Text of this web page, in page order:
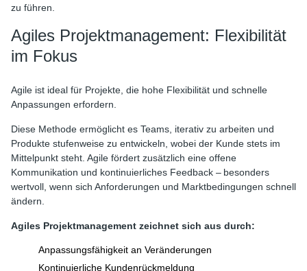
zu führen.
Agiles Projektmanagement: Flexibilität
im Fokus
Agile ist ideal für Projekte, die hohe Flexibilität und schnelle
Anpassungen erfordern.
Diese Methode ermöglicht es Teams, iterativ zu arbeiten und
Produkte stufenweise zu entwickeln, wobei der Kunde stets im
Mittelpunkt steht. Agile fördert zusätzlich eine offene
Kommunikation und kontinuierliches Feedback – besonders
wertvoll, wenn sich Anforderungen und Marktbedingungen schnell
ändern.
Agiles Projektmanagement zeichnet sich aus durch:
Anpassungsfähigkeit an Veränderungen
Kontinuierliche Kundenrückmeldung